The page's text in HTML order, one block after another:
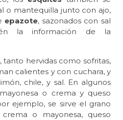
o mantequilla junto con ajo,
epazote, sazonados con sal
la información de la
tanto hervidas como sofritas,
calientes y con cuchara, y
chile, y sal. En algunos
o crema y queso
ejemplo, se sirve el grano
o mayonesa, queso